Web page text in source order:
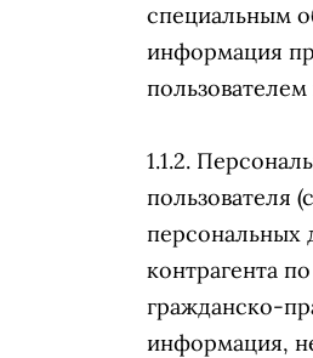
специальным
информация
пользователя
персональных
контрагента
гражданско-
информация,